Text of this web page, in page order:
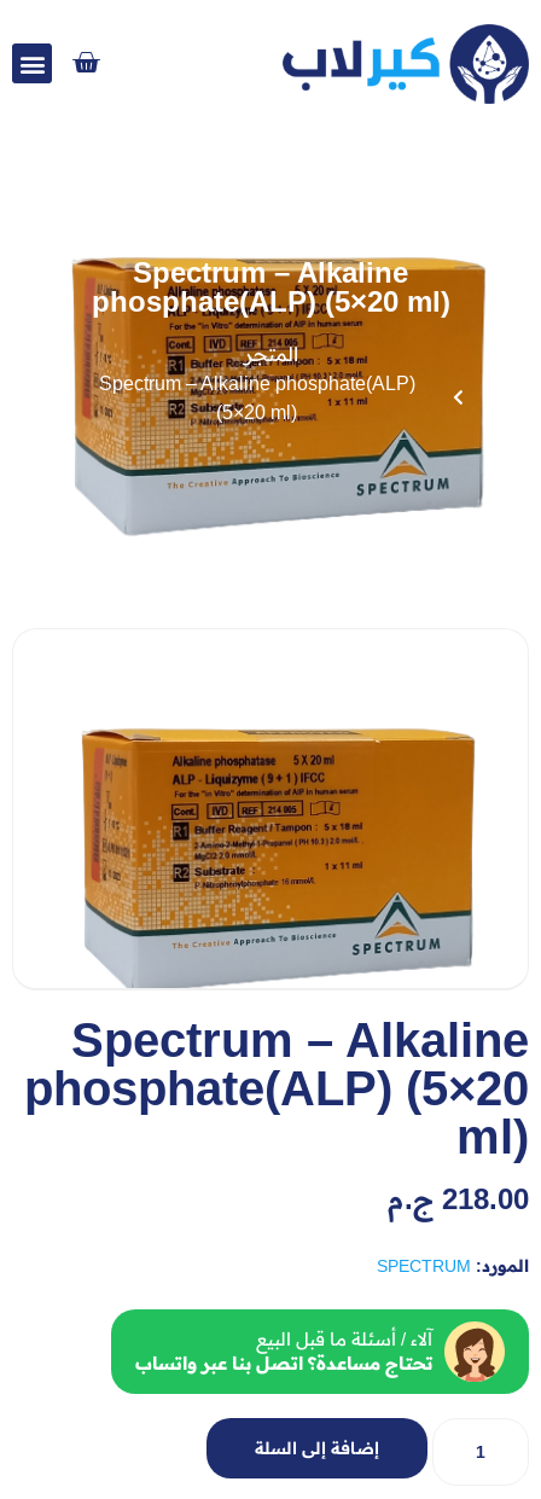
Spectrum – Alkaline
phosphate(ALP) (5×20 ml)
المتجر
Spectrum – Alkaline phosphate(ALP)
(5×20 ml)
Spectrum – Alkaline
phosphate(ALP) (5×20
ml)
218.00 ج.م
المورد: SPECTRUM
آلاء / أسئلة ما قبل البيع
تحتاج مساعدة؟ اتصل بنا عبر واتساب
إضافة إلى السلة